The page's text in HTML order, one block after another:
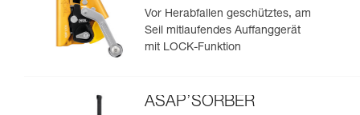
Vor Herabfallen geschütztes, am
Seil mitlaufendes Auffanggerät
mit LOCK-Funktion
ASAP’SORBER